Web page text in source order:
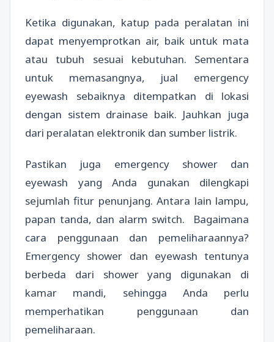
Ketika digunakan, katup pada peralatan ini
dapat menyemprotkan air, baik untuk mata
atau tubuh sesuai kebutuhan. Sementara
untuk memasangnya, jual emergency
eyewash sebaiknya ditempatkan di lokasi
dengan sistem drainase baik. Jauhkan juga
dari peralatan elektronik dan sumber listrik.
Pastikan juga emergency shower dan
eyewash yang Anda gunakan dilengkapi
sejumlah fitur penunjang. Antara lain lampu,
papan tanda, dan alarm switch. Bagaimana
cara penggunaan dan pemeliharaannya?
Emergency shower dan eyewash tentunya
berbeda dari shower yang digunakan di
kamar mandi, sehingga Anda perlu
memperhatikan penggunaan dan
pemeliharaan.